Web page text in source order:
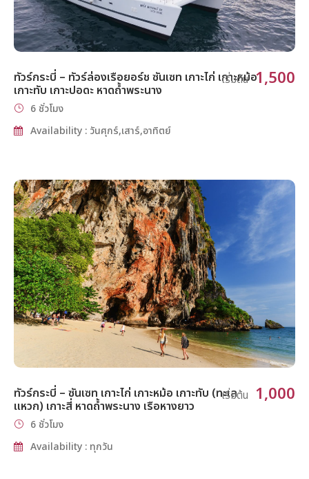
ทัวร์กระบี่ – ทัวร์ล่องเรือยอร์ช ซันเซท เกาะไก่ เกาะหม้อ
เกาะทับ เกาะปอดะ หาดถ้ำพระนาง
เริ่มต้น 1,500
6 ชั่วโมง
Availability : วันศุกร์,เสาร์,อาทิตย์
ทัวร์กระบี่ – ซันเซท เกาะไก่ เกาะหม้อ เกาะทับ (ทะเล
แหวก) เกาะสี่ หาดถ้ำพระนาง เรือหางยาว
เริ่มต้น 1,000
6 ชั่วโมง
Availability : ทุกวัน